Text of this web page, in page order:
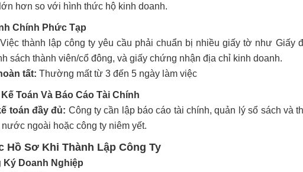
hơn so với hình thức hộ kinh doanh.
Chính Phức Tạp
Việc thành lập công ty yêu cầu phải chuẩn bị nhiều giấy tờ như Giấy
sách thành viên/cổ đông, và giấy chứng nhận địa chỉ kinh doanh.
tất: Thường mất từ 3 đến 5 ngày làm việc
Toán Và Báo Cáo Tài Chính
toán đầy đủ: Công ty cần lập báo cáo tài chính, quản lý sổ sách và
nước ngoài hoặc công ty niêm yết.
Hồ Sơ Khi Thành Lập Công Ty
Ký Doanh Nghiệp